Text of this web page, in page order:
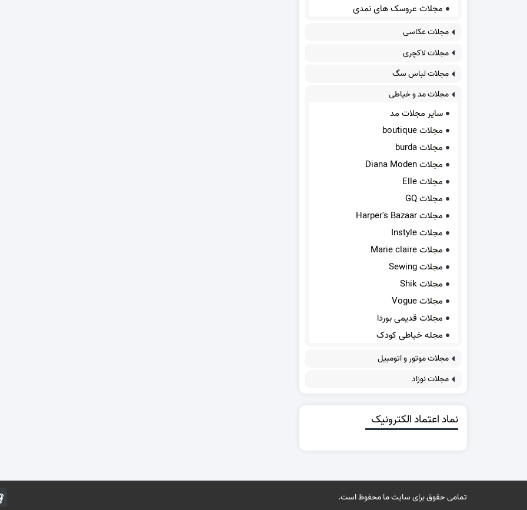
مجلات عروسک های نمدی
مجلات عکاسی
مجلات لاکچری
مجلات لباس سگ
مجلات مد و خیاطی
سایر مجلات مد
مجلات boutique
مجلات burda
مجلات Diana Moden
مجلات Elle
مجلات GQ
مجلات Harper's Bazaar
مجلات Instyle
مجلات Marie claire
مجلات Sewing
مجلات Shik
مجلات Vogue
مجلات قدیمی بوردا
مجله خیاطی کودک
مجلات موتور و اتومبیل
مجلات نوزاد
نماد اعتماد الکترونیک
تمامی حقوق برای سایت ما محفوظ است.